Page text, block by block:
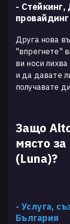
-
провайдинг
Друга нова
"впрегнете"
ви носи
и да давате
получавате
Защо
място
(Luna)?
- Услуга,
България